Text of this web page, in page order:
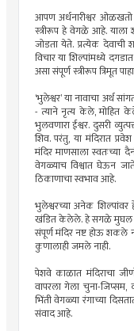
आपण अर्धनारीश्वर
स्त्रीरूप हे वेगळे आहे. याला
जोडता येते. प्रत्येक देवाची
विचार या शिल्पांमध्ये
असा संपूर्ण स्त्रीरूप त्रिमूत
‌‘भुलेश्वर‌’ या नावाचा अर्थ
- त्याने नृत्य केले, मोहित
भुलवणारा ईश्वर. दुसरी
शिव. परंतु, या मंदिरात
मंदिर माणसाला
वेगळ्याच विश्वात घेऊन
ठिकाणाचा स्वभाव आहे.
भुलेश्वरच्या अनेक
खंडित केलेले. हे सगळे मुघल
संपूर्ण मंदिर नष्ट होऊ शकले
कुणालाही जमले नाही.
पेशवे काळात मंदिराचा
वापरला गेला चुना-
भिंती वेगळ्या रंगाच्या
संवाद आहे.